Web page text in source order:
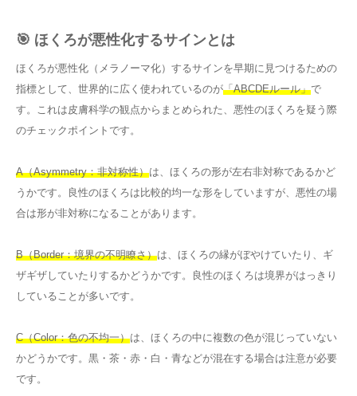
🎯 ほくろが悪性化するサインとは
ほくろが悪性化（メラノーマ化）するサインを早期に見つけるための
指標として、世界的に広く使われているのが「ABCDEルール」で
す。これは皮膚科学の観点からまとめられた、悪性のほくろを疑う際
のチェックポイントです。
A（Asymmetry：非対称性）は、ほくろの形が左右非対称であるかど
うかです。良性のほくろは比較的均一な形をしていますが、悪性の場
合は形が非対称になることがあります。
B（Border：境界の不明瞭さ）は、ほくろの縁がぼやけていたり、ギ
ザギザしていたりするかどうかです。良性のほくろは境界がはっきり
していることが多いです。
C（Color：色の不均一）は、ほくろの中に複数の色が混じっていない
かどうかです。黒・茶・赤・白・青などが混在する場合は注意が必要
です。